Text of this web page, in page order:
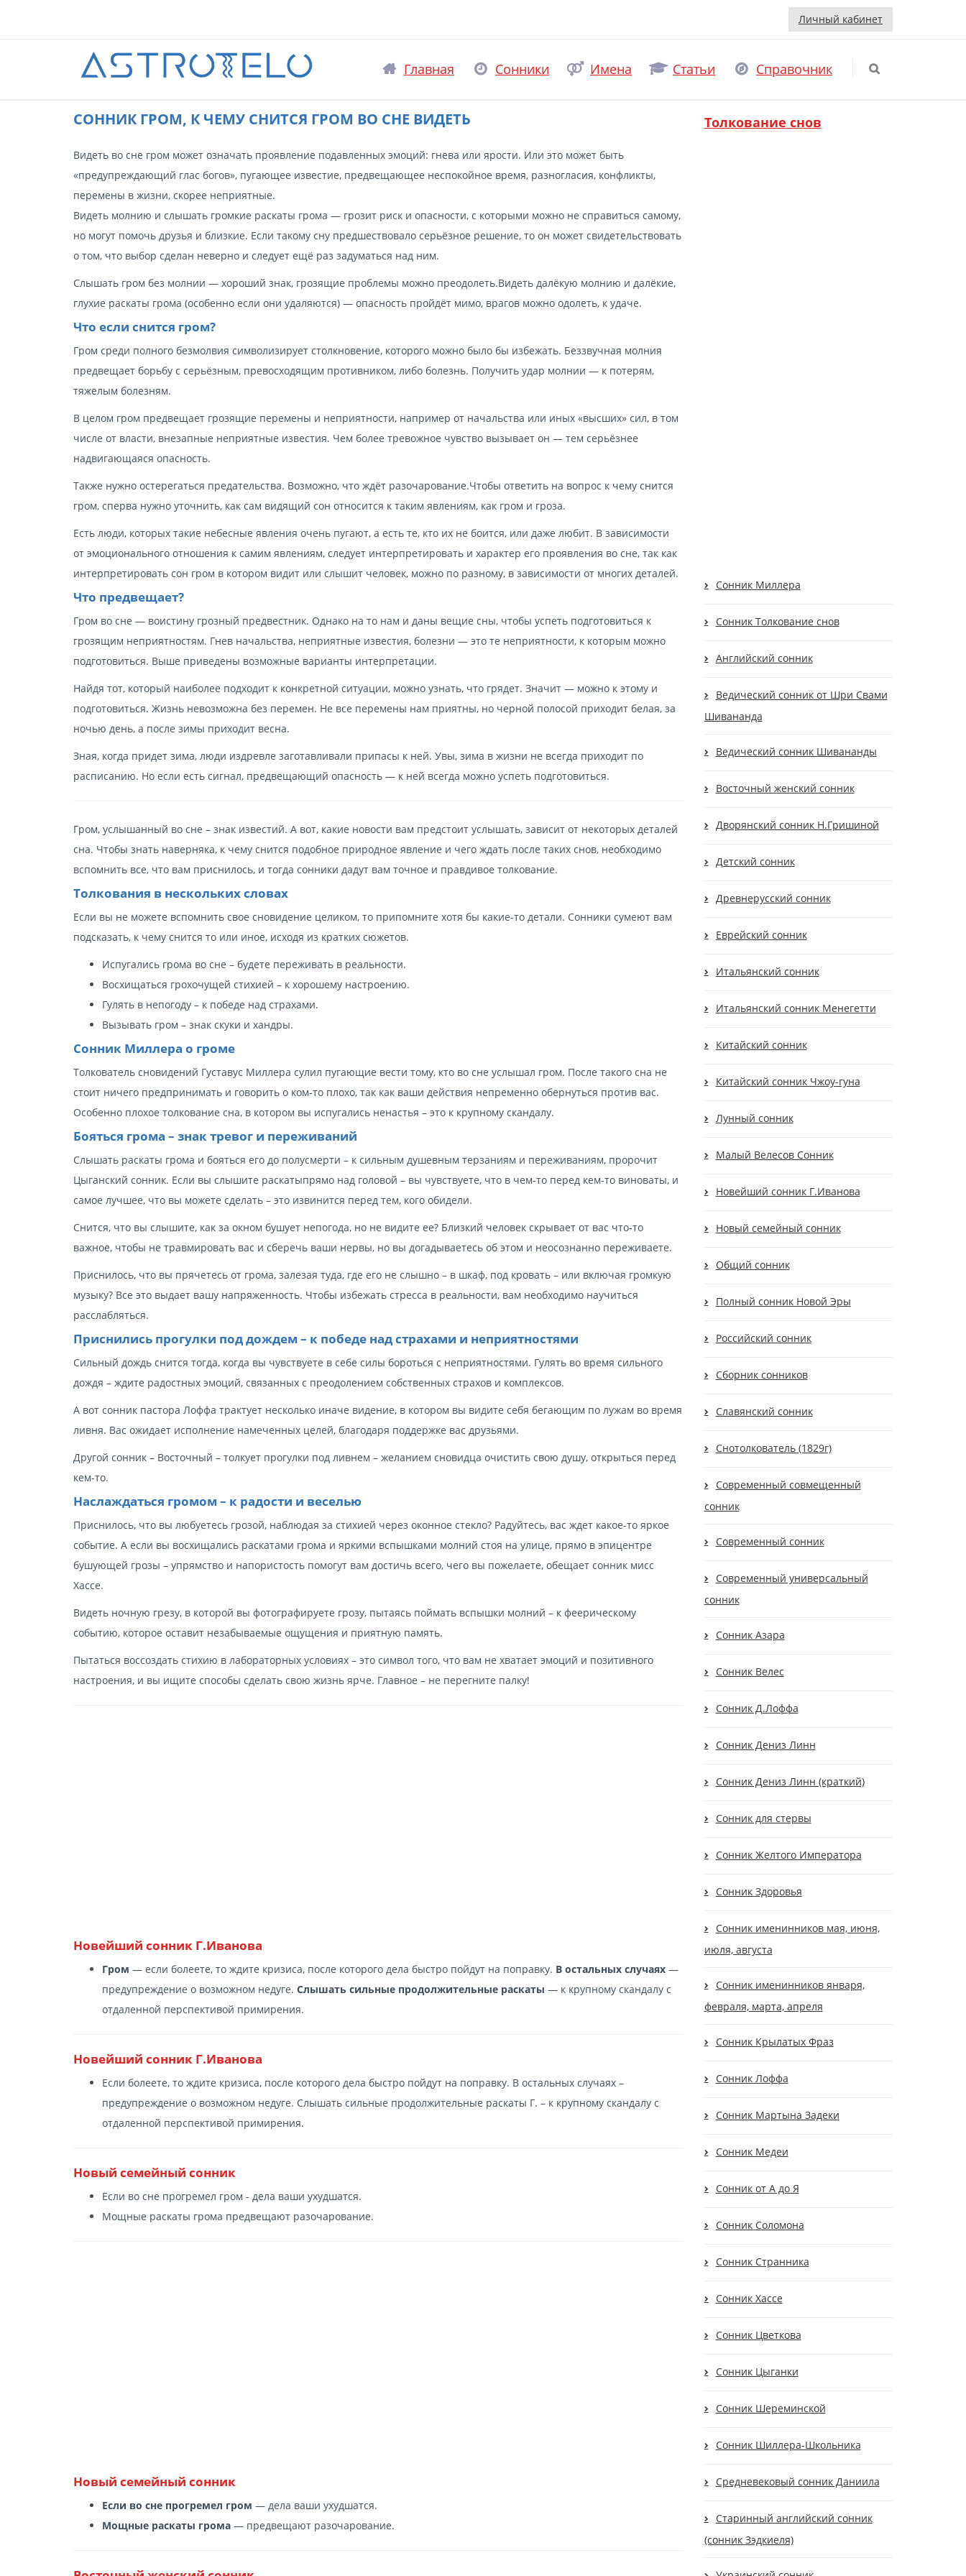
Личный кабинет
Главная Сонники Имена Статьи Справочник
CОННИК ГРОМ, К ЧЕМУ СНИТСЯ ГРОМ ВО СНЕ ВИДЕТЬ
Видеть во сне гром может означать проявление подавленных эмоций: гнева или ярости. Или это может быть
«предупреждающий глас богов», пугающее известие, предвещающее неспокойное время, разногласия, конфликты,
перемены в жизни, скорее неприятные.
Видеть молнию и слышать громкие раскаты грома — грозит риск и опасности, с которыми можно не справиться самому,
но могут помочь друзья и близкие. Если такому сну предшествовало серьёзное решение, то он может свидетельствовать
о том, что выбор сделан неверно и следует ещё раз задуматься над ним.
Слышать гром без молнии — хороший знак, грозящие проблемы можно преодолеть.Видеть далёкую молнию и далёкие,
глухие раскаты грома (особенно если они удаляются) — опасность пройдёт мимо, врагов можно одолеть, к удаче.
Что если снится гром?
Гром среди полного безмолвия символизирует столкновение, которого можно было бы избежать. Беззвучная молния
предвещает борьбу с серьёзным, превосходящим противником, либо болезнь. Получить удар молнии — к потерям,
тяжелым болезням.
В целом гром предвещает грозящие перемены и неприятности, например от начальства или иных «высших» сил, в том
числе от власти, внезапные неприятные известия. Чем более тревожное чувство вызывает он — тем серьёзнее
надвигающаяся опасность.
Также нужно остерегаться предательства. Возможно, что ждёт разочарование.Чтобы ответить на вопрос к чему снится
гром, сперва нужно уточнить, как сам видящий сон относится к таким явлениям, как гром и гроза.
Есть люди, которых такие небесные явления очень пугают, а есть те, кто их не боится, или даже любит. В зависимости
от эмоционального отношения к самим явлениям, следует интерпретировать и характер его проявления во сне, так как
интерпретировать сон гром в котором видит или слышит человек, можно по разному, в зависимости от многих деталей.
Что предвещает?
Гром во сне — воистину грозный предвестник. Однако на то нам и даны вещие сны, чтобы успеть подготовиться к
грозящим неприятностям. Гнев начальства, неприятные известия, болезни — это те неприятности, к которым можно
подготовиться. Выше приведены возможные варианты интерпретации.
Найдя тот, который наиболее подходит к конкретной ситуации, можно узнать, что грядет. Значит — можно к этому и
подготовиться. Жизнь невозможна без перемен. Не все перемены нам приятны, но черной полосой приходит белая, за
ночью день, а после зимы приходит весна.
Зная, когда придет зима, люди издревле заготавливали припасы к ней. Увы, зима в жизни не всегда приходит по
расписанию. Но если есть сигнал, предвещающий опасность — к ней всегда можно успеть подготовиться.
Гром, услышанный во сне – знак известий. А вот, какие новости вам предстоит услышать, зависит от некоторых деталей
сна. Чтобы знать наверняка, к чему снится подобное природное явление и чего ждать после таких снов, необходимо
вспомнить все, что вам приснилось, и тогда сонники дадут вам точное и правдивое толкование.
Толкования в нескольких словах
Если вы не можете вспомнить свое сновидение целиком, то припомните хотя бы какие-то детали. Сонники сумеют вам
подсказать, к чему снится то или иное, исходя из кратких сюжетов.
Испугались грома во сне – будете переживать в реальности.
Восхищаться грохочущей стихией – к хорошему настроению.
Гулять в непогоду – к победе над страхами.
Вызывать гром – знак скуки и хандры.
Сонник Миллера о громе
Толкователь сновидений Густавус Миллера сулил пугающие вести тому, кто во сне услышал гром. После такого сна не
стоит ничего предпринимать и говорить о ком-то плохо, так как ваши действия непременно обернуться против вас.
Особенно плохое толкование сна, в котором вы испугались ненастья – это к крупному скандалу.
Бояться грома – знак тревог и переживаний
Слышать раскаты грома и бояться его до полусмерти – к сильным душевным терзаниям и переживаниям, пророчит
Цыганский сонник. Если вы слышите раскатыпрямо над головой – вы чувствуете, что в чем-то перед кем-то виноваты, и
самое лучшее, что вы можете сделать – это извинится перед тем, кого обидели.
Снится, что вы слышите, как за окном бушует непогода, но не видите ее? Близкий человек скрывает от вас что-то
важное, чтобы не травмировать вас и сберечь ваши нервы, но вы догадываетесь об этом и неосознанно переживаете.
Приснилось, что вы прячетесь от грома, залезая туда, где его не слышно – в шкаф, под кровать – или включая громкую
музыку? Все это выдает вашу напряженность. Чтобы избежать стресса в реальности, вам необходимо научиться
расслабляться.
Приснились прогулки под дождем – к победе над страхами и неприятностями
Сильный дождь снится тогда, когда вы чувствуете в себе силы бороться с неприятностями. Гулять во время сильного
дождя – ждите радостных эмоций, связанных с преодолением собственных страхов и комплексов.
А вот сонник пастора Лоффа трактует несколько иначе видение, в котором вы видите себя бегающим по лужам во время
ливня. Вас ожидает исполнение намеченных целей, благодаря поддержке вас друзьями.
Другой сонник – Восточный – толкует прогулки под ливнем – желанием сновидца очистить свою душу, открыться перед
кем-то.
Наслаждаться громом – к радости и веселью
Приснилось, что вы любуетесь грозой, наблюдая за стихией через оконное стекло? Радуйтесь, вас ждет какое-то яркое
событие. А если вы восхищались раскатами грома и яркими вспышками молний стоя на улице, прямо в эпицентре
бушующей грозы – упрямство и напористость помогут вам достичь всего, чего вы пожелаете, обещает сонник мисс
Хассе.
Видеть ночную грезу, в которой вы фотографируете грозу, пытаясь поймать вспышки молний – к феерическому
событию, которое оставит незабываемые ощущения и приятную память.
Пытаться воссоздать стихию в лабораторных условиях – это символ того, что вам не хватает эмоций и позитивного
настроения, и вы ищите способы сделать свою жизнь ярче. Главное – не перегните палку!
Новейший сонник Г.Иванова
Гром — если болеете, то ждите кризиса, после которого дела быстро пойдут на поправку. В остальных случаях —
предупреждение о возможном недуге. Слышать сильные продолжительные раскаты — к крупному скандалу с
отдаленной перспективой примирения.
Новейший сонник Г.Иванова
Если болеете, то ждите кризиса, после которого дела быстро пойдут на поправку. В остальных случаях –
предупреждение о возможном недуге. Слышать сильные продолжительные раскаты Г. – к крупному скандалу с
отдаленной перспективой примирения.
Новый семейный сонник
Если во сне прогремел гром - дела ваши ухудшатся.
Мощные раскаты грома предвещают разочарование.
Новый семейный сонник
Если во сне прогремел гром — дела ваши ухудшатся.
Мощные раскаты грома — предвещают разочарование.
Толкование снов
Cонник Миллера
Cонник Толкование снов
Английский сонник
Ведический сонник от Шри Свами
Шивананда
Ведический сонник Шивананды
Восточный женский сонник
Дворянский сонник Н.Гришиной
Детский сонник
Древнерусский сонник
Еврейский сонник
Итальянский сонник
Итальянский сонник Менегетти
Китайский сонник
Китайский сонник Чжоу-гуна
Лунный сонник
Малый Велесов Сонник
Новейший сонник Г.Иванова
Новый семейный сонник
Общий сонник
Полный сонник Новой Эры
Российский сонник
Сборник сонников
Славянский сонник
Снотолкователь (1829г)
Современный cовмещенный
сонник
Современный сонник
Современный универсальный
сонник
Сонник Азара
Сонник Велес
Сонник Д.Лоффа
Сонник Дениз Линн
Сонник Дениз Линн (краткий)
Сонник для стервы
Сонник Желтого Императора
Сонник Здоровья
Сонник именинников мая, июня,
июля, августа
Сонник именинников января,
февраля, марта, апреля
Сонник Крылатых Фраз
Сонник Лоффа
Сонник Мартына Задеки
Сонник Медеи
Сонник от А до Я
Сонник Соломона
Сонник Странника
Сонник Хассе
Сонник Цветкова
Сонник Цыганки
Сонник Шереминской
Сонник Шиллера-Школьника
Средневековый сонник Даниила
Старинный английский сонник
(сонник Зэдкиеля)